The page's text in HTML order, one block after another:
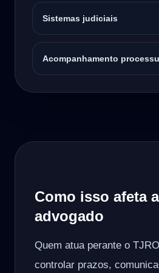
Sistemas judiciais
Acompanhamento
Como isso afeta
advogado
Quem atua perante o
controlar prazos,